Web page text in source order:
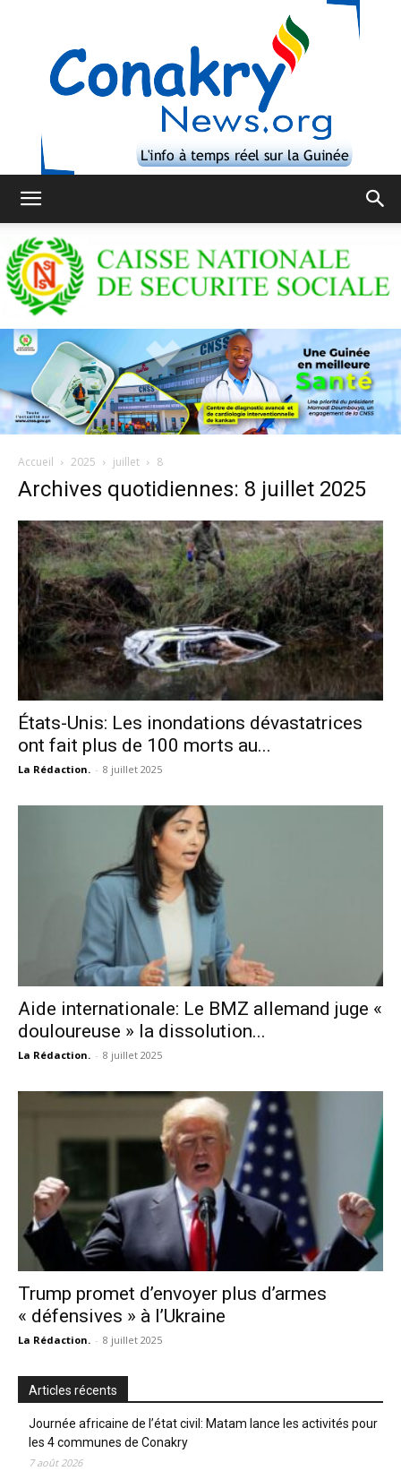
Accueil 2025 juillet 8
Archives quotidiennes: 8 juillet 2025
États-Unis: Les inondations dévastatrices
ont fait plus de 100 morts au...
La Rédaction. - 8 juillet 2025
Aide internationale: Le BMZ allemand juge «
douloureuse » la dissolution...
La Rédaction. - 8 juillet 2025
Trump promet d’envoyer plus d’armes
« défensives » à l’Ukraine
La Rédaction. - 8 juillet 2025
Articles récents
Journée africaine de l’état civil: Matam lance les activités pour
les 4 communes de Conakry
7 août 2026